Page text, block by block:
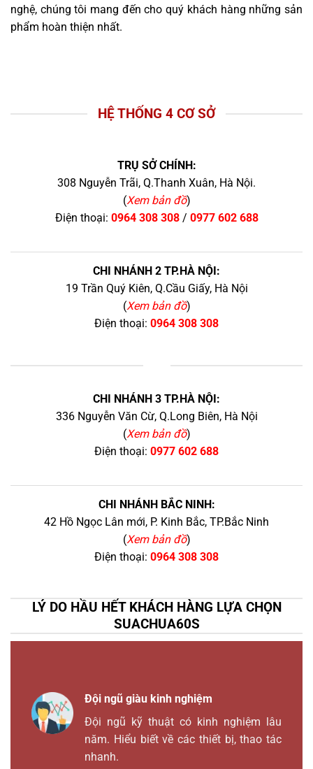
nghệ, chúng tôi mang đến cho quý khách hàng những sản
phẩm hoàn thiện nhất.
HỆ THỐNG 4 CƠ SỞ
TRỤ SỞ CHÍNH:
308 Nguyễn Trãi, Q.Thanh Xuân, Hà Nội.
(Xem bản đồ)
Điện thoại: 0964 308 308/ 0977 602 688
CHI NHÁNH 2 TP.HÀ NỘI:
19 Trần Quý Kiên, Q.Cầu Giấy, Hà Nội
(Xem bản đồ)
Điện thoại: 0964 308 308
CHI NHÁNH 3 TP.HÀ NỘI:
336 Nguyễn Văn Cừ, Q.Long Biên, Hà Nội
(Xem bản đồ)
Điện thoại: 0977 602 688
CHI NHÁNH BẮC NINH:
42 Hồ Ngọc Lân mới, P. Kinh Bắc, TP.Bắc Ninh
(Xem bản đồ)
Điện thoại: 0964 308 308
LÝ DO HẦU HẾT KHÁCH HÀNG LỰA CHỌN
SUACHUA60S
Đội ngũ giàu kinh nghiệm
Đội ngũ kỹ thuật có kinh nghiệm lâu
năm. Hiểu biết về các thiết bị, thao tác
nhanh.